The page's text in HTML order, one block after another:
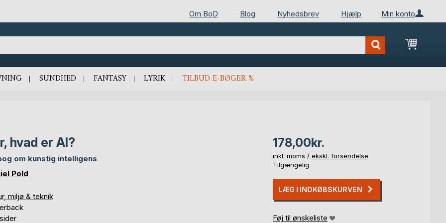
Min konto
Om BoD Blog Nyhedsbrev Hjælp
Min
SUNDHED FANTASY LYRIK TILBUD E-BØGER %
hvad er AI?
om kunstig intelligens
Pold
miljø & teknik
178,00kr.
inkl. moms / ekskl. forsendelse
Tilgængelig
LÆG I INDKØBSKURVEN
Føj til ønskeliste